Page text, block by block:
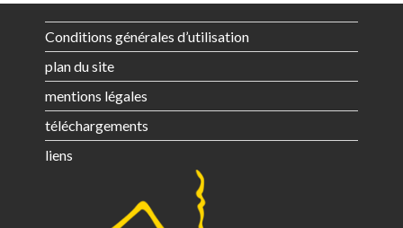
Conditions générales d’utilisation
plan du site
mentions légales
téléchargements
liens